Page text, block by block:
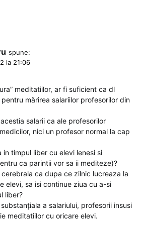
spune:
la 21:06
meditatiilor, ar fi suficient ca dl
mărirea salariilor profesorilor din
salarii ca ale profesorilor
nici un profesor normal la cap
in timpul liber cu elevi lenesi si
ca parintii vor sa ii mediteze)?
ca dupa ce zilnic lucreaza la
elevi, sa isi continue ziua cu a-si
liber?
a salariului, profesorii insusi
meditatiilor cu oricare elevi.